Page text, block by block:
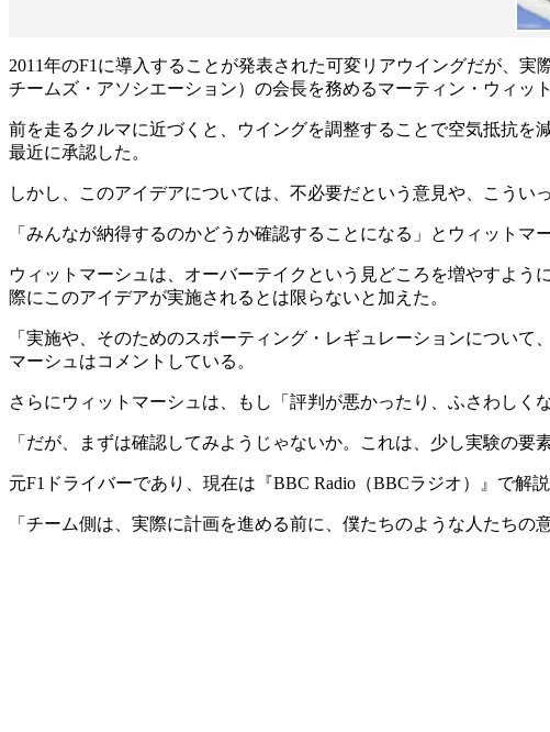
2011年のF1に導入することが発表された可変リアウイングだが、
チームズ・アソシエーション）の会長を務めるマーティン・ウィッ
前を走るクルマに近づくと、ウイングを調整することで空気抵抗
最近に承認した。
しかし、このアイデアについては、不必要だという意見や、こうい
「みんなが納得するのかどうか確認することになる」とウィットマ
ウィットマーシュは、オーバーテイクという見どころを増やすよ
際にこのアイデアが実施されるとは限らないと加えた。
「実施や、そのためのスポーティング・レギュレーションについ
マーシュはコメントしている。
さらにウィットマーシュは、もし「評判が悪かったり、ふさわしく
「だが、まずは確認してみようじゃないか。これは、少し実験の要
元F1ドライバーであり、現在は『BBC Radio（BBCラジオ）』で解
「チーム側は、実際に計画を進める前に、僕たちのような人たちの